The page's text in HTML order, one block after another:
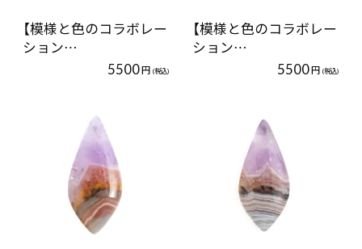
【模様と色のコラボレー
ション…
5500円 (税込)
【模様と色のコラボレー
ション…
5500円 (税込)